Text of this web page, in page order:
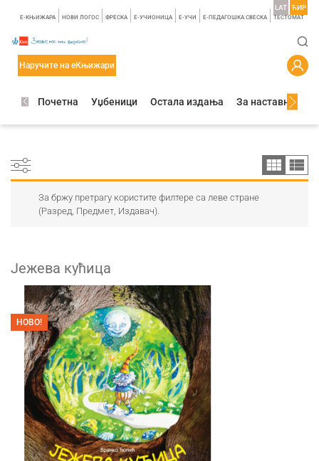
E-КЊИЖАРА НОВИ ЛОГОС ФРЕСКА E-УЧИОНИЦА E-УЧИ Е-ПЕДАГОШКА СВЕСКА TЕСТОМАТ
LAT ЋИР
Наручите на еКњижари
Почетна Уџбеници Остала издања За наставнике
За бржу претрагу користите филтере са леве стране
(Разред, Предмет, Издавач).
НОВО!
Јежева кућица